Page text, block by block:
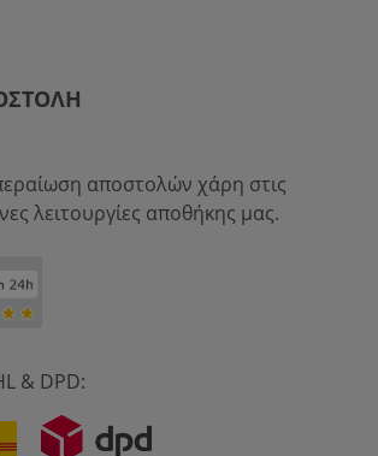
αποστολών χάρη στις
λειτουργίες αποθήκης μας.
& DPD: